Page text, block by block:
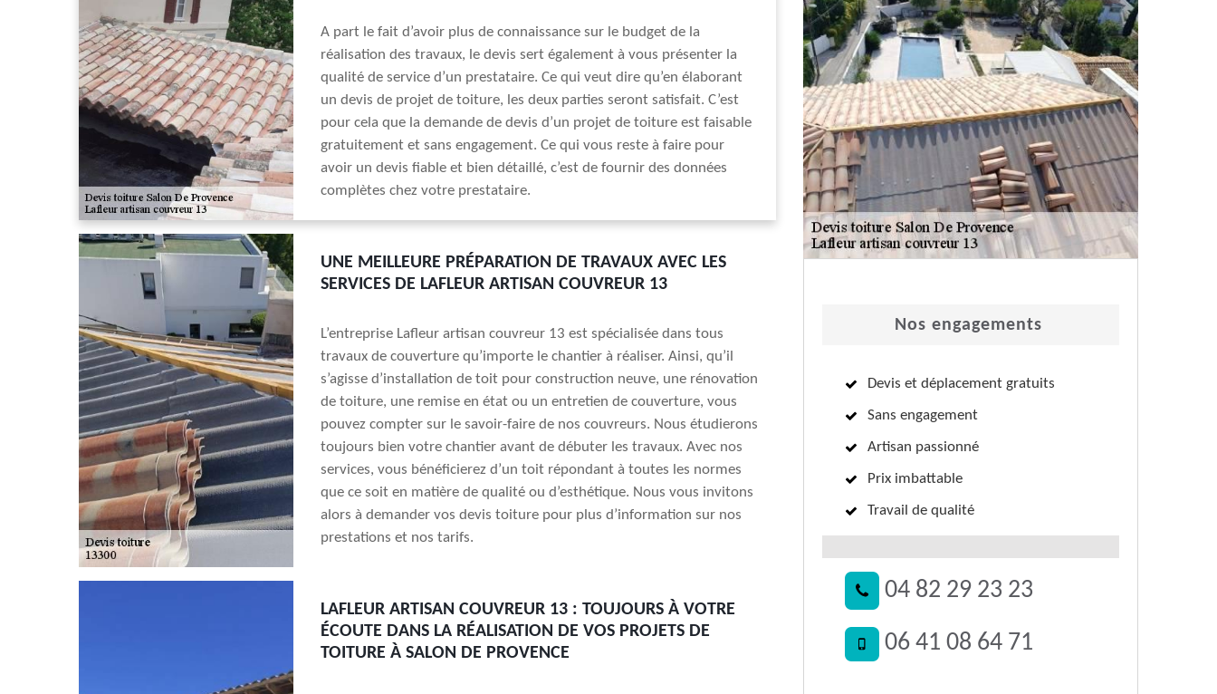
A part le fait d’avoir plus de connaissance sur le budget de la
réalisation des travaux, le devis sert également à vous présenter la
qualité de service d’un prestataire. Ce qui veut dire qu’en élaborant
un devis de projet de toiture, les deux parties seront satisfait. C’est
pour cela que la demande de devis d’un projet de toiture est faisable
gratuitement et sans engagement. Ce qui vous reste à faire pour
avoir un devis fiable et bien détaillé, c’est de fournir des données
complètes chez votre prestataire.
UNE MEILLEURE PRÉPARATION DE TRAVAUX AVEC LES
SERVICES DE LAFLEUR ARTISAN COUVREUR 13
L’entreprise Lafleur artisan couvreur 13 est spécialisée dans tous
travaux de couverture qu’importe le chantier à réaliser. Ainsi, qu’il
s’agisse d’installation de toit pour construction neuve, une rénovation
de toiture, une remise en état ou un entretien de couverture, vous
pouvez compter sur le savoir-faire de nos couvreurs. Nous étudierons
toujours bien votre chantier avant de débuter les travaux. Avec nos
services, vous bénéficierez d’un toit répondant à toutes les normes
que ce soit en matière de qualité ou d’esthétique. Nous vous invitons
alors à demander vos devis toiture pour plus d’information sur nos
prestations et nos tarifs.
LAFLEUR ARTISAN COUVREUR 13 : TOUJOURS À VOTRE
ÉCOUTE DANS LA RÉALISATION DE VOS PROJETS DE
TOITURE À SALON DE PROVENCE
Nos engagements
Devis et déplacement gratuits
Sans engagement
Artisan passionné
Prix imbattable
Travail de qualité
04 82 29 23 23
06 41 08 64 71